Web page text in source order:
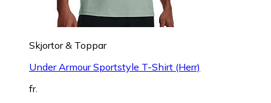
Skjortor & Toppar
Under Armour Sportstyle T-Shirt (Herr)
fr.